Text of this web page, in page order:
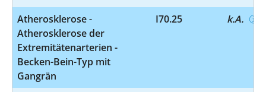
Atherosklerose -
Atherosklerose der
Extremitätenarterien -
Becken-Bein-Typ mit
Gangrän
I70.25 k.A.